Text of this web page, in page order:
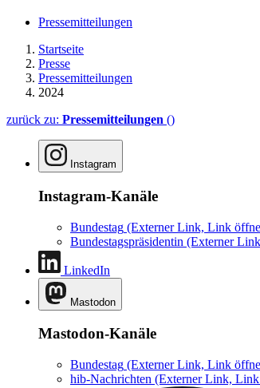
Pressemitteilungen
Startseite
Presse
Pressemitteilungen
2024
zurück zu: Pressemitteilungen ()
Instagram
Instagram-Kanäle
Bundestag (Externer Link, Link
Bundestagspräsidentin (Externer
LinkedIn
Mastodon
Mastodon-Kanäle
Bundestag (Externer Link, Link
hib-Nachrichten (Externer Link, Link